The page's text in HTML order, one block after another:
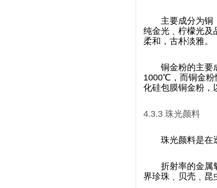
主要成分为铜
纯金光﹑柠檬光及
柔和，古朴淡雅。
铜金粉的主要
1000℃ ，而铜金
化硅包膜铜金粉，
4.3.3 珠光颜料
珠光颜料是在
折射率的金属
界珍珠﹑贝壳﹑昆